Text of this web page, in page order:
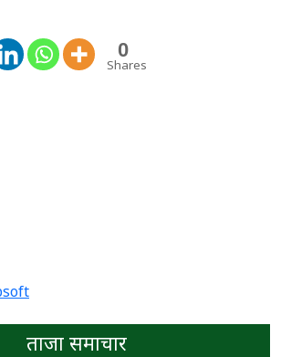
0
Shares
ताजा समाचार